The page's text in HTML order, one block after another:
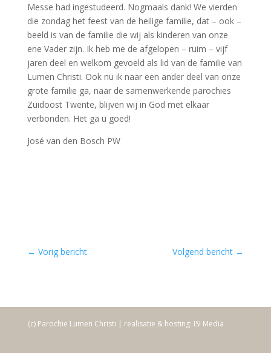
Messe had ingestudeerd. Nogmaals dank! We vierden
die zondag het feest van de heilige familie, dat – ook –
beeld is van de familie die wij als kinderen van onze
ene Vader zijn. Ik heb me de afgelopen – ruim – vijf
jaren deel en welkom gevoeld als lid van de familie van
Lumen Christi. Ook nu ik naar een ander deel van onze
grote familie ga, naar de samenwerkende parochies
Zuidoost Twente, blijven wij in God met elkaar
verbonden. Het ga u goed!
José van den Bosch PW
← Vorig bericht Volgend bericht →
(c) Parochie Lumen Christi | realisatie & hosting: ISI Media